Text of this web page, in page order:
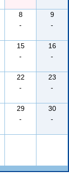
8
-
9
-
15
-
16
-
22
-
23
-
29
-
30
-